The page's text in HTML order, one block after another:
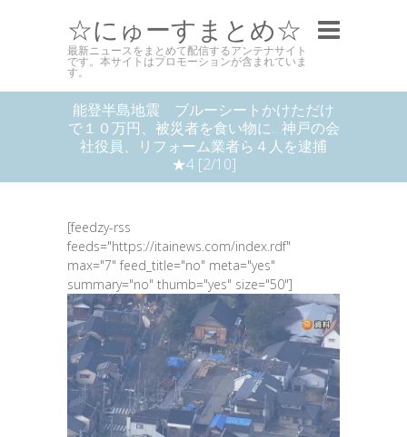
☆にゅーすまとめ☆
最新ニュースをまとめて配信するアンテナサイト
です。本サイトはプロモーションが含まれていま
す。
能登半島地震 ブルーシートかけただけ
で１０万円、被災者を食い物に…神戸の会
社役員、リフォーム業者ら４人を逮捕
★4 [2/10]
[feedzy-rss
feeds="https://itainews.com/index.rdf"
max="7" feed_title="no" meta="yes"
summary="no" thumb="yes" size="50"]